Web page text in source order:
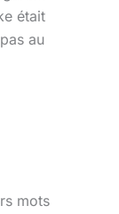
était
au
mots